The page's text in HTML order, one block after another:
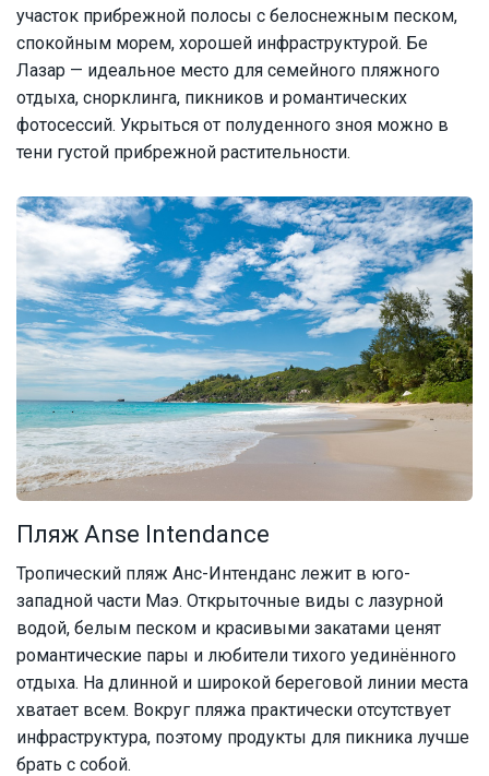
участок прибрежной полосы с белоснежным песком,
спокойным морем, хорошей инфраструктурой. Бе
Лазар — идеальное место для семейного пляжного
отдыха, снорклинга, пикников и романтических
фотосессий. Укрыться от полуденного зноя можно в
тени густой прибрежной растительности.
Пляж Anse Intendance
Тропический пляж Анс-Интенданс лежит в юго-
западной части Маэ. Открыточные виды с лазурной
водой, белым песком и красивыми закатами ценят
романтические пары и любители тихого уединённого
отдыха. На длинной и широкой береговой линии места
хватает всем. Вокруг пляжа практически отсутствует
инфраструктура, поэтому продукты для пикника лучше
брать с собой.